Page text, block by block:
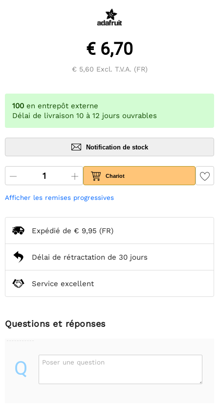
€ 6,70
€ 5,60 Excl. T.V.A. (FR)
100 en entrepôt externe
Délai de livraison 10 à 12 jours ouvrables
Notification de stock
Chariot
Afficher les remises progressives
Expédié de € 9,95 (FR)
Délai de rétractation de 30 jours
Service excellent
Questions et réponses
Q Poser une question